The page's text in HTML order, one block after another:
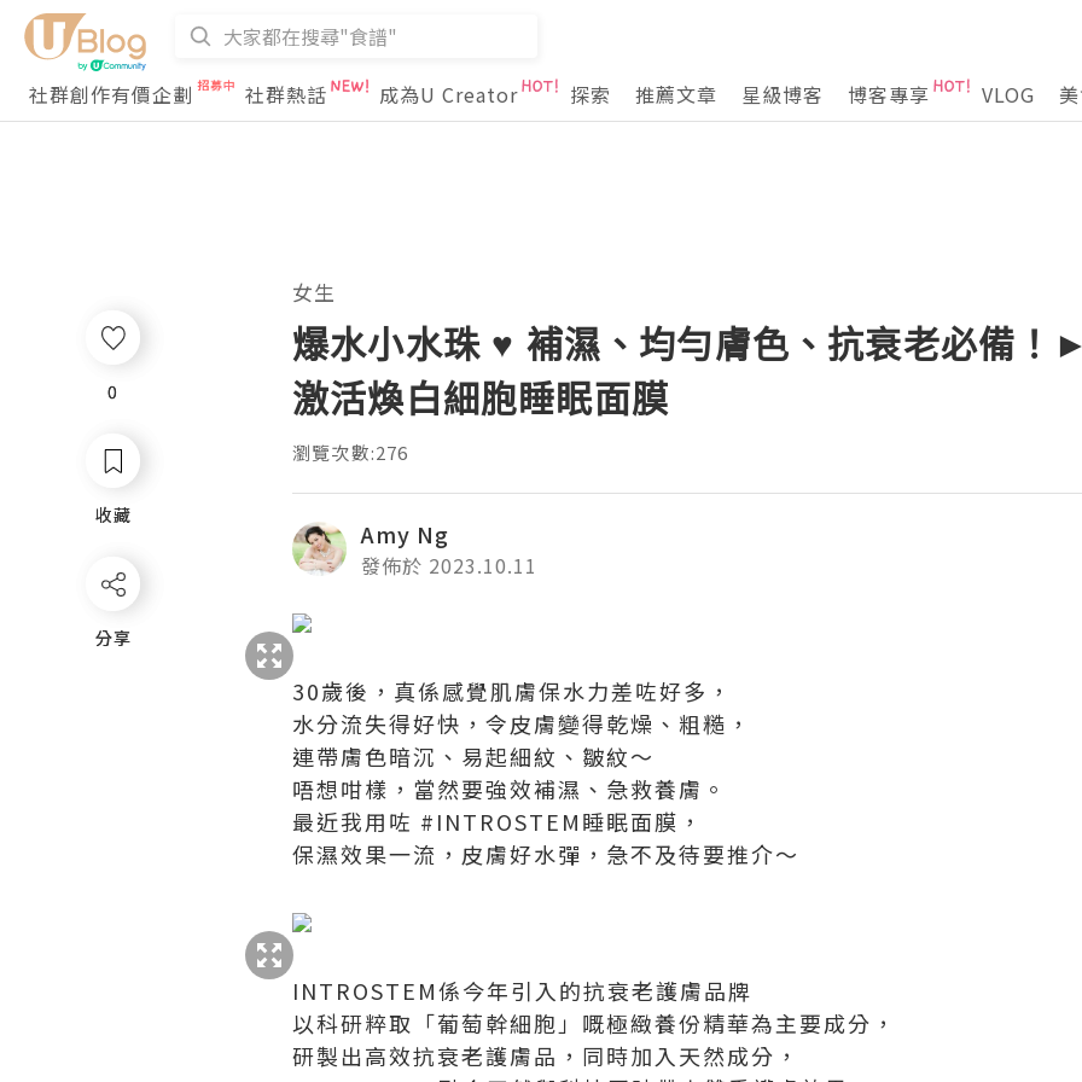
社群創作有價企劃 社群熱話 成為U Creator 探索 推薦文章 星級博客 博客專享 VLOG
0
收藏
分享
女生
爆水小水珠 ♥ 補濕、均勻膚色、抗衰老必備！
激活煥白細胞睡眠面膜
瀏覽次數:276
Amy Ng
發佈於 2023.10.11
30歲後，真係感覺肌膚保水力差咗好多，
水分流失得好快，令皮膚變得乾燥、粗糙，
連帶膚色暗沉、易起細紋、皺紋～
唔想咁樣，當然要強效補濕、急救養膚。
最近我用咗 #INTROSTEM睡眠面膜，
保濕效果一流，皮膚好水彈，急不及待要推介～
INTROSTEM係今年引入的抗衰老護膚品牌
以科研粹取「葡萄幹細胞」嘅極緻養份精華為主要成分，
研製出高效抗衰老護膚品，同時加入天然成分，
0
收藏
分享